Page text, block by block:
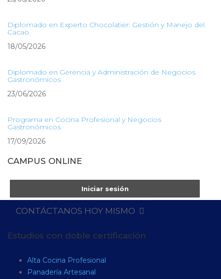
Diplomado en Experto Chocolatier: Gestión y Manejo del
Cacao
18/05/2026
Diplomado en Gerencia y Administración de Negocios
Gastronómicos
23/06/2026
Programa en Cocina Profesional y Negocios
Gastronómicos
17/09/2026
CAMPUS ONLINE
Iniciar sesión
CONTÁCTANOS HOY MISMO
Estudios con doble certificación
Alta Cocina Profesional
Panadería Artesanal